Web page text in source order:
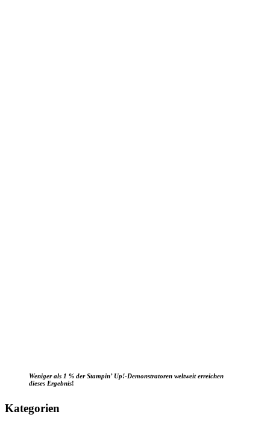
Weniger als 1 % der Stampin’ Up!-Demonstratoren weltweit erreichen
dieses Ergebnis!
Kategorien